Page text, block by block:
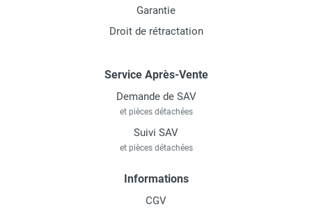
Garantie
Droit de rétractation
Service Après-Vente
Demande de SAV
et pièces détachées
Suivi SAV
et pièces détachées
Informations
CGV